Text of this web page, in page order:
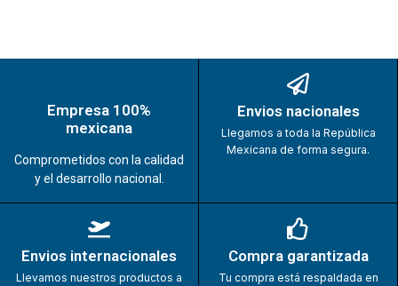
Empresa 100%
mexicana
Comprometidos con la calidad
y el desarrollo nacional.
Envios nacionales
Llegamos a toda la República
Mexicana de forma segura.
Envios internacionales
Llevamos nuestros productos a
Compra garantizada
Tu compra está respaldada en